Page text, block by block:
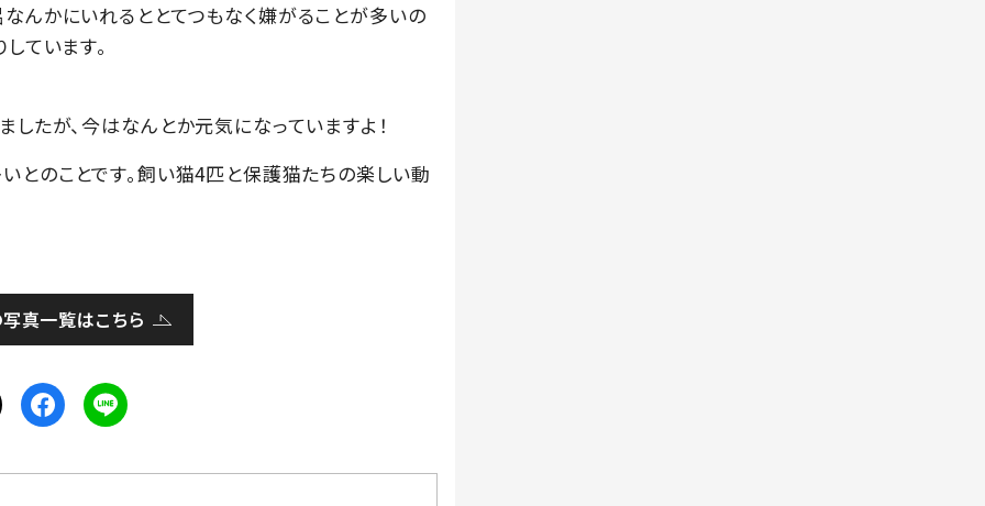
んかにいれるととてつもなく嫌がることが多いの
ています。
したが、今はなんとか元気になっていますよ！
とのことです。飼い猫4匹と保護猫たちの楽しい動
真一覧はこちら